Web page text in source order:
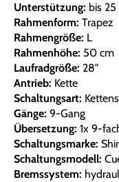
Unterstützung: bis
Rahmenform: Trapez
Rahmengröße: L
Rahmenhöhe: 50 cm
Laufradgröße: 28"
Antrieb: Kette
Schaltungsart:
Gänge: 9-Gang
Übersetzung: 1x 9-
Schaltungsmarke:
Schaltungsmodell:
Bremssystem: